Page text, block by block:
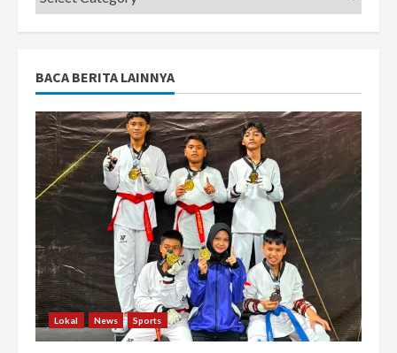
BACA BERITA LAINNYA
Lokal News Sports